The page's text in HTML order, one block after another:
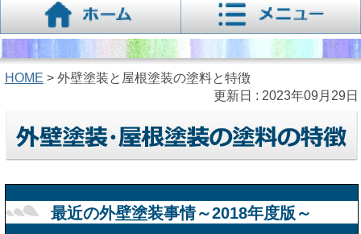
HOME > 外壁塗装と屋根塗装の塗料と特徴
更新日 : 2023年09月29日
最近の外壁塗装事情～2018年度版～